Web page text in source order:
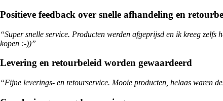
Positieve feedback over snelle afhandeling en
“Super snelle service. Producten werden afgeprijsd en ik kreeg
kopen :-))”
Levering en retourbeleid worden gewaardeerd
“Fijne leverings- en retourservice. Mooie producten, helaas waren